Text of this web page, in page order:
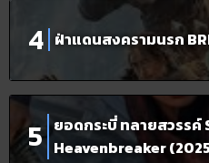
ฝ่าแดนสงครามนรก
ยอดกระบี่ ทลายสวรรค์
Heavenbreaker